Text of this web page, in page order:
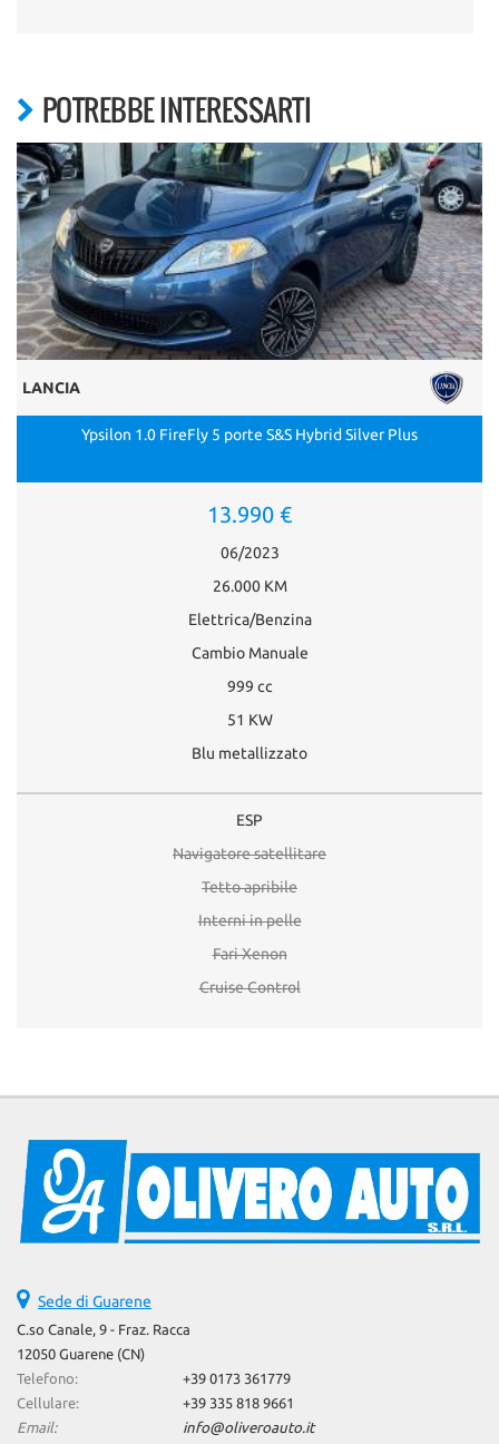
POTREBBE INTERESSARTI
LANCIA
Ypsilon 1.0 FireFly 5 porte S&S Hybrid Silver Plus
13.990 €
06/2023
26.000 KM
Elettrica/Benzina
Cambio Manuale
999 cc
51 KW
Blu metallizzato
ESP
Navigatore satellitare
Tetto apribile
Interni in pelle
Fari Xenon
Cruise Control
Sede di Guarene
C.so Canale, 9 - Fraz. Racca
12050 Guarene (CN)
Telefono:
+39 0173 361779
Cellulare:
+39 335 818 9661
Email:
info@oliveroauto.it